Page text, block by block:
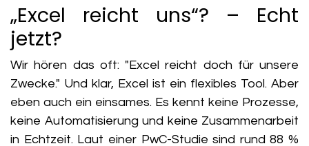
„Excel reicht uns“? – Echt
jetzt?
Wir hören das oft: "Excel reicht doch für unsere
Zwecke." Und klar, Excel ist ein flexibles Tool. Aber
eben auch ein einsames. Es kennt keine Prozesse,
keine Automatisierung und keine Zusammenarbeit
in Echtzeit. Laut einer PwC-Studie sind rund88 %